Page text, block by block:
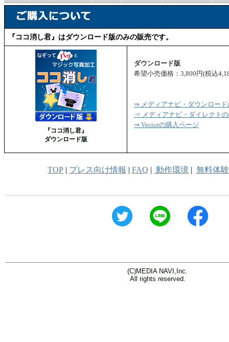
『ココ消し君』はダウンロード版のみの販売です。
『ココ消し君』
ダウンロード版
ダウンロード版
希望小売価格：3,800円(税込
⇒ メディアナビ・ダウンロー
⇒ メディアナビ・ダイレクト
⇒ Vectorの購入ページ
TOP | プレス向け情報 | FAQ | 動作環境 | 無料体
(C)MEDIA NAVI,Inc.
All rights reserved.